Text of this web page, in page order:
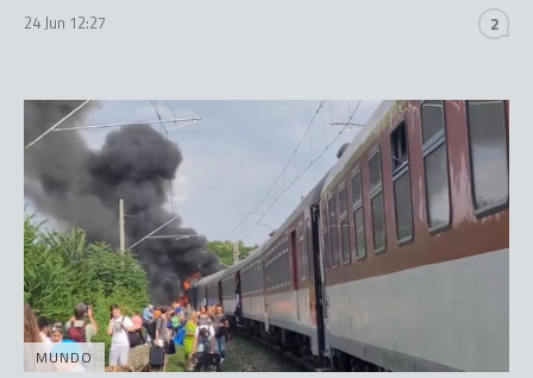
24 Jun 12:27 2
MUNDO